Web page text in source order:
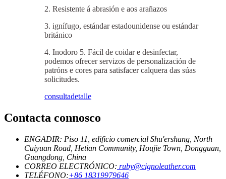
2. Resistente á abrasión e aos arañazos
3. ignífugo, estándar estadounidense ou estándar
británico
4. Inodoro 5. Fácil de coidar e desinfectar,
podemos ofrecer servizos de personalización de
patróns e cores para satisfacer calquera das súas
solicitudes.
consultadetalle
Contacta connosco
ENGADIR: Piso 11, edificio comercial Shu'ershang, North
Cuiyuan Road, Hetian Community, Houjie Town, Dongguan,
Guangdong, China
CORREO ELECTRÓNICO: ruby@cignoleather.com
TELÉFONO:+86 18319979646